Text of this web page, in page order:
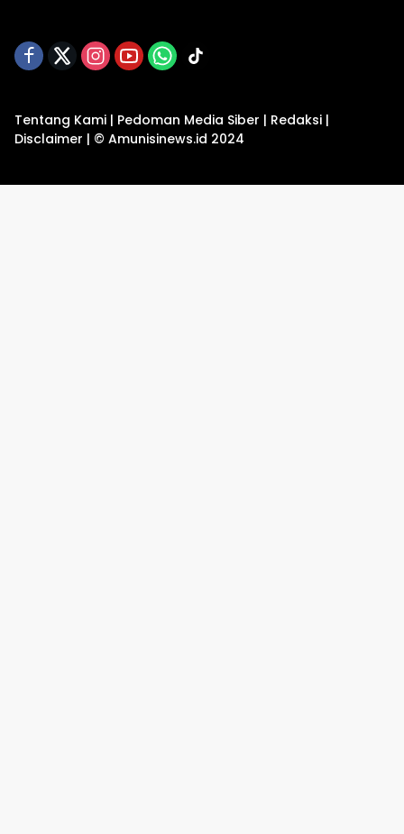
Tentang Kami | Pedoman Media Siber | Redaksi |
Disclaimer | © Amunisinews.id 2024